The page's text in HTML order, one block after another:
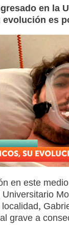
en la
es
en este
grave a